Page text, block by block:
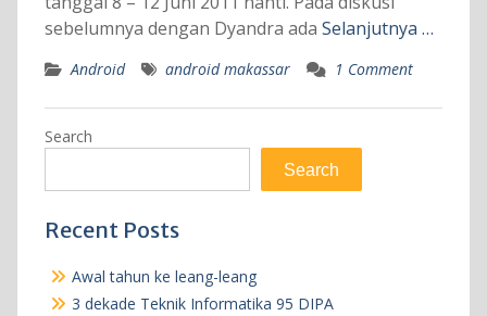
sebelumnya dengan Dyandra ada Selanjutnya …
Android android makassar 1 Comment
Search
Search
Recent Posts
Awal tahun ke leang-leang
3 dekade Teknik Informatika 95 DIPA